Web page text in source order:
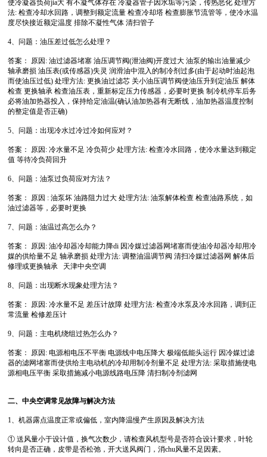
使冷凝器负荷jia大 有不凝气体存在 冷凝器管子因水垢等污染，传热恶化 处理方
法: 检查冷却水回路，调整到额定流量 检查冷却塔 检查膨胀节流管等，使冷水温
度尽快接近额定温度 排除不凝性气体 清扫管子
4、问题：油压差过低怎么处理？
答案： 原因: 油过滤器堵塞 油压调节阀(泄油阀)开度过大 油泵的输出油量减少
轴承磨损 油压表(或传感器)失灵 润滑油中混入的制冷剂过多(由于起动时油起泡
而使油压过低) 处理方法: 更换油过滤芯 关小油压调节阀使油压升到定油压 解体
检查 更换轴承 检查油压表，重新标定压力传感器，必要时更换 制冷机停车后务
必将油加热器投入，保持给定油温(确认油加热器有无断线，油加热器温度控制
的整定值是否正确)
5、问题：出现冷水过冷过冷如何应对？
答案： 原因: 冷水量不足 冷负荷少 处理方法: 检查冷水回路，使冷水量达到额定
值 等待冷负荷回升
6、问题：油泵过负荷应对方法？
答案： 原因 : 油泵坏 油路阻力过大 处理方法: 油泵解体检查 检查油路系统，如
油过滤器等，必要时更换
7、问题：油温过高怎么办？
答案： 原因: 油冷却器冷却能力降di 因冷媒过滤器网堵塞而使油冷却器冷却用冷
媒的供给量不足 轴承磨损 处理方法: 调整油温调节阀 清扫冷媒过滤器网 解体后
修理或更换轴承 天津中央空调
8、问题：出现断水现象处理方法？
答案： 原因: 冷水量不足 差压计故障 处理方法: 检查冷水泵及冷水回路，调到正
常流量 检修差压计
9、问题：主电机绕组过热怎么办？
答案： 原因: 电源相电压不平衡 电源线中电压降大 极端低能头运行 因冷媒过滤
器的滤网堵塞而使供给主电动机的冷却用制冷剂量不足 处理方法: 采取措施使电
源相电压平衡 采取措施减小电源线路电压降 清扫制冷剂滤网
二、中央空调常见故障与解决方法
1、机器露点温度正常或偏低，室内降温慢产生原因及解决方法
① 送风量小于设计值，换气次数少，请检查风机型号是否符合设计要求，叶轮
转向是否正确，皮带是否松弛，开大送风阀门，消chu风量不足因素。